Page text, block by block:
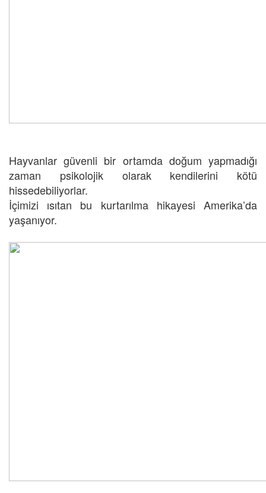
Hayvanlar güvenli bir ortamda doğum yapmadığı
zaman psikolojik olarak kendilerini kötü
hissedebiliyorlar.
İçimizi ısıtan bu kurtarılma hikayesi Amerika’da
yaşanıyor.